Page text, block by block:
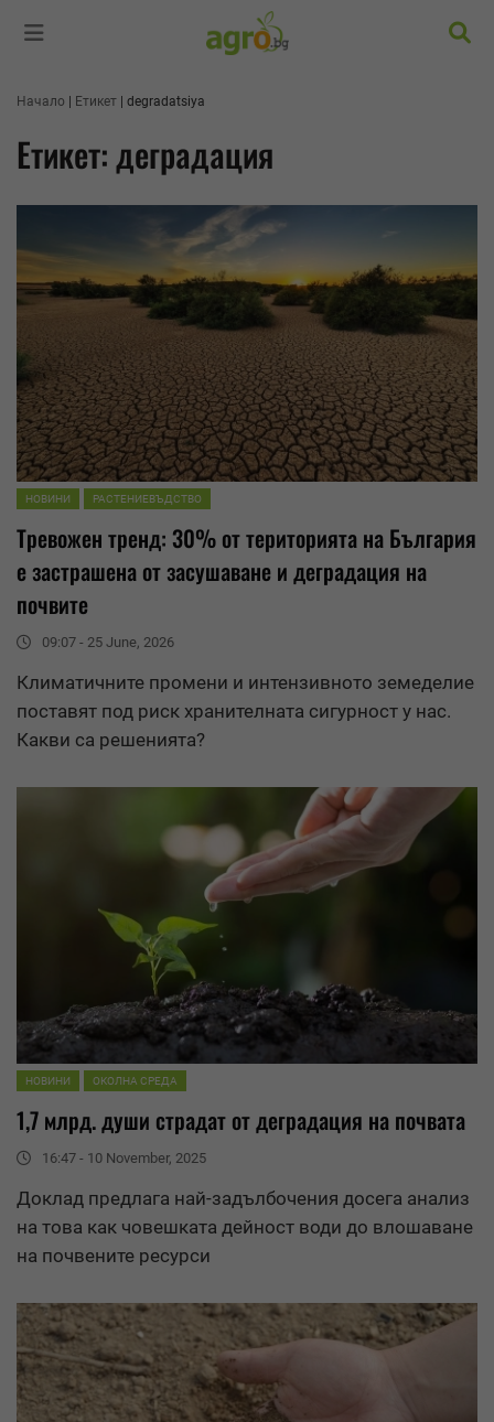
Начало Етикет degradatsiya
Етикет: деградация
НОВИНИ РАСТЕНИЕВЪДСТВО
Тревожен тренд: 30% от територията на България
е застрашена от засушаване и деградация на
почвите
09:07 - 25 June, 2026
Климатичните промени и интензивното земеделие
поставят под риск хранителната сигурност у нас.
Какви са решенията?
НОВИНИ ОКОЛНА СРЕДА
1,7 млрд. души страдат отдеградация на почвата
16:47 - 10 November, 2025
Доклад предлага най-задълбочения досега анализ
на това как човешката дейност води до влошаване
на почвените ресурси